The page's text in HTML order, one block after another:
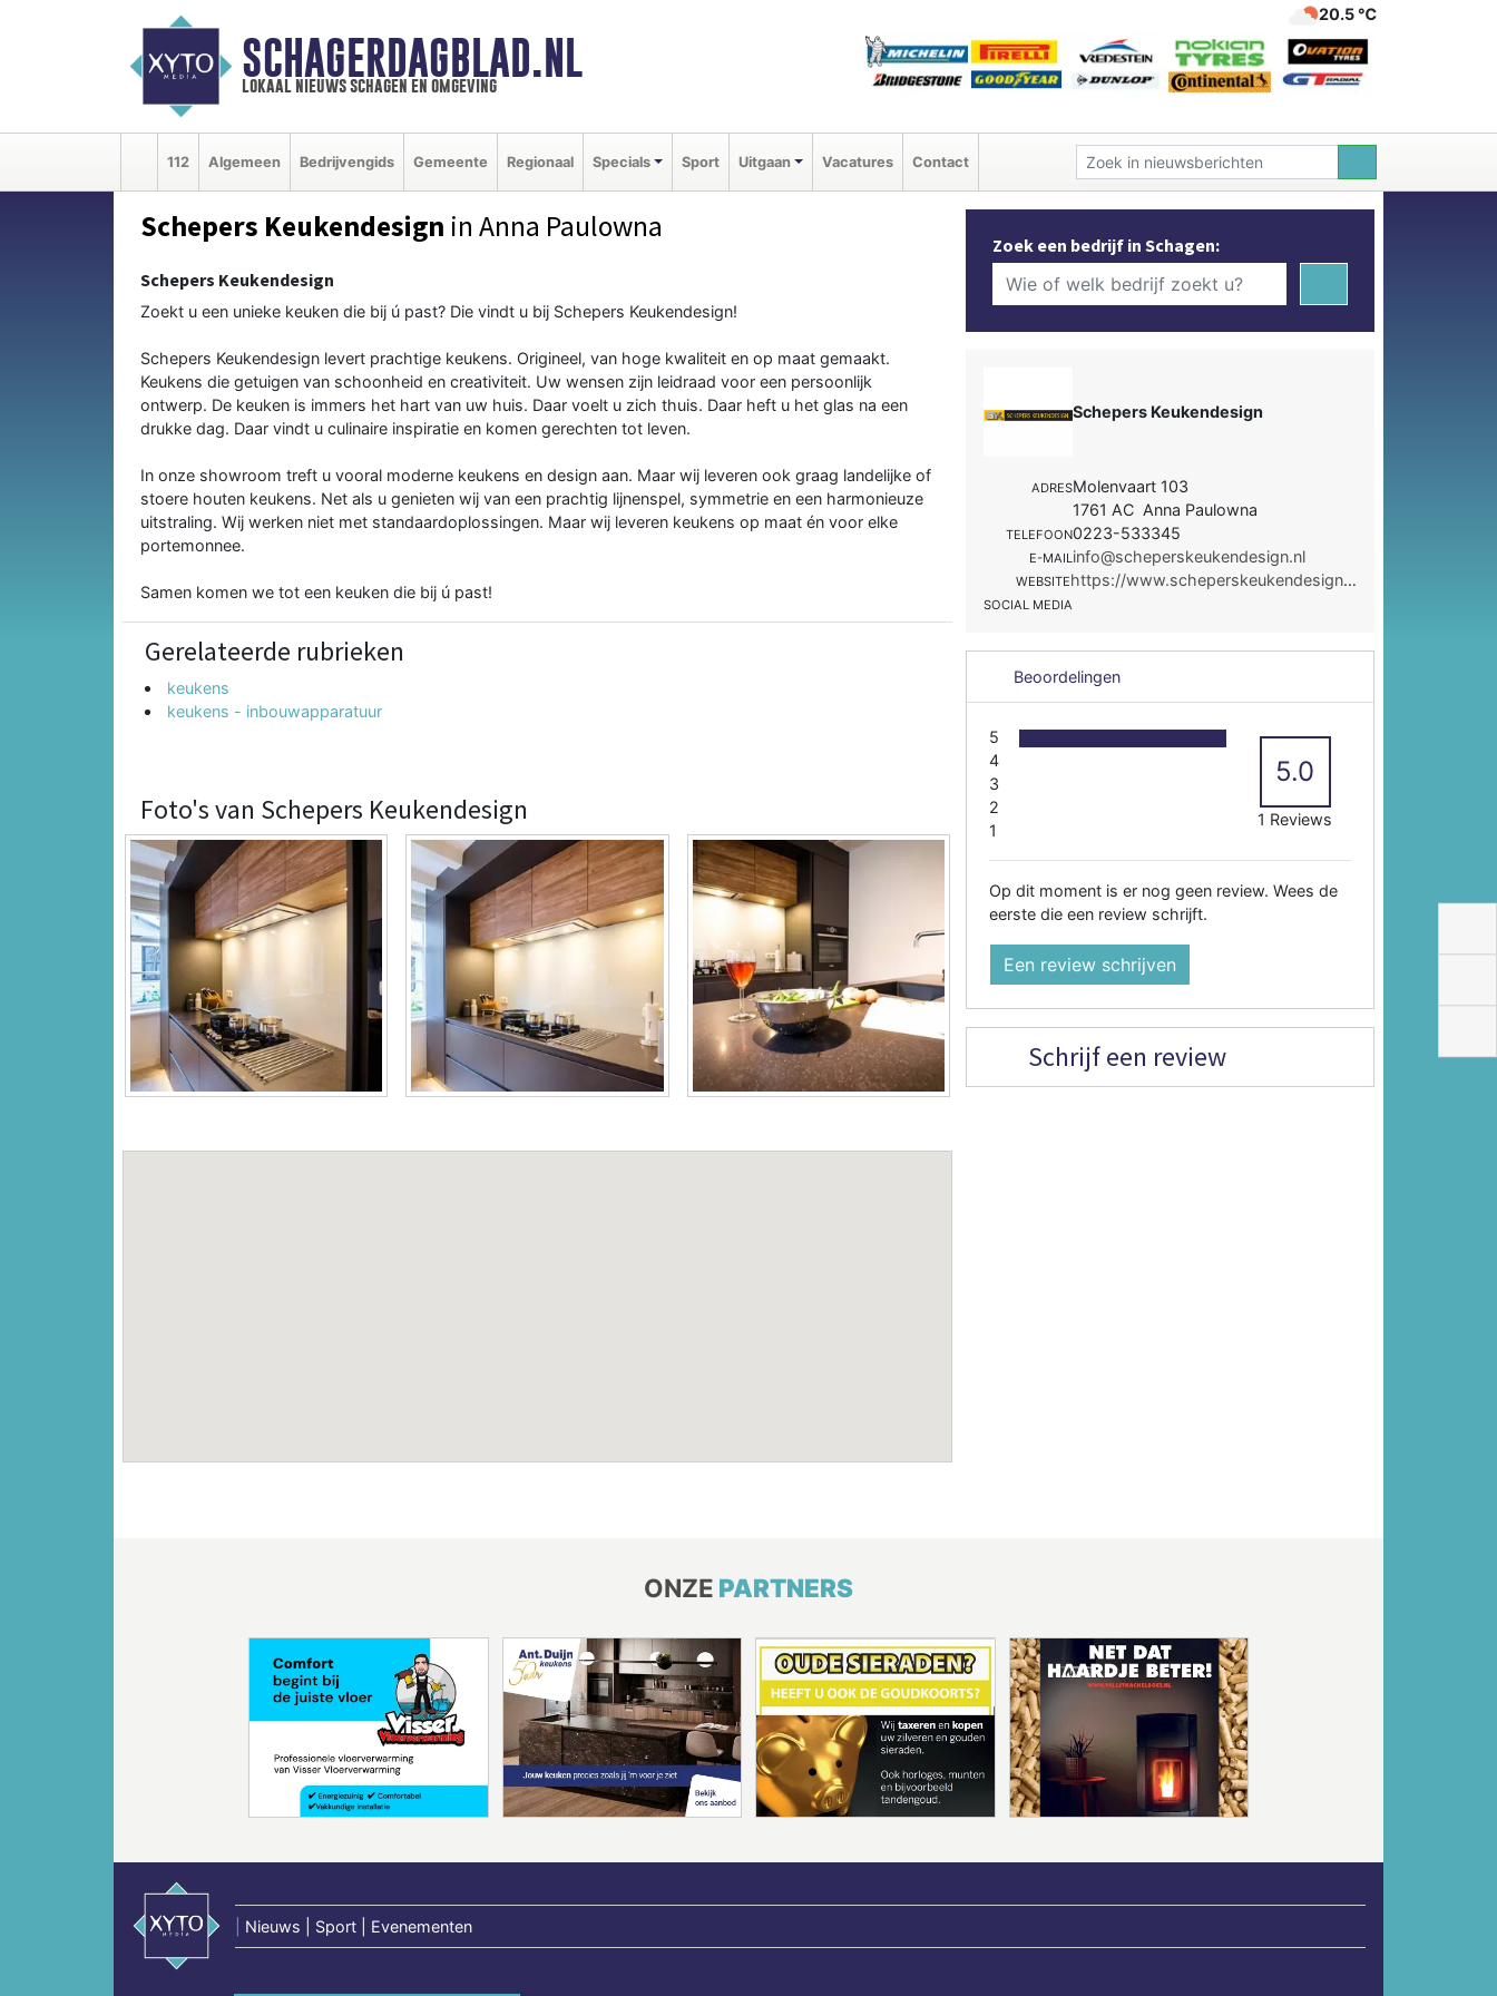
SCHAGERDAGBLAD.NL
lokaal nieuws schagen en omgeving
20.5 ℃
112 Algemeen Bedrijvengids Gemeente Regionaal Specials Sport Uitgaan Vacatures Contact
Schepers Keukendesign in Anna Paulowna
Schepers Keukendesign
Zoekt u een unieke keuken die bij ú past? Die vindt u bij Schepers Keukendesign!
Schepers Keukendesign levert prachtige keukens. Origineel, van hoge kwaliteit en op maat gemaakt.
Keukens die getuigen van schoonheid en creativiteit. Uw wensen zijn leidraad voor een persoonlijk
ontwerp. De keuken is immers het hart van uw huis. Daar voelt u zich thuis. Daar heft u het glas na een
drukke dag. Daar vindt u culinaire inspiratie en komen gerechten tot leven.
In onze showroom treft u vooral moderne keukens en design aan. Maar wij leveren ook graag landelijke of
stoere houten keukens. Net als u genieten wij van een prachtig lijnenspel, symmetrie en een harmonieuze
uitstraling. Wij werken niet met standaardoplossingen. Maar wij leveren keukens op maat én voor elke
portemonnee.
Samen komen we tot een keuken die bij ú past!
Gerelateerde rubrieken
keukens
keukens - inbouwapparatuur
Foto's van Schepers Keukendesign
Zoek een bedrijf in Schagen:
Schepers Keukendesign
ADRESMolenvaart 103
1761 AC Anna Paulowna
TELEFOON0223-533345
E-MAILinfo@scheperskeukendesign.nl
WEBSITE https://www.scheperskeukendesign.nl/
SOCIAL MEDIA
Beoordelingen
5
4
3
2
1
5.0
1 Reviews
Op dit moment is er nog geen review. Wees de
eerste die een review schrijft.
Een review schrijven
Schrijf een review
ONZE PARTNERS
Nieuws | Sport | Evenementen